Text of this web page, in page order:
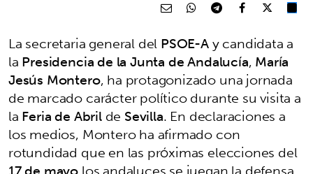
La secretaria general delPSOE-Ay candidata a
laPresidencia de la Junta de Andalucía,María
Jesús Montero, ha protagonizado una jornada
de marcado carácter político durante su visita a
laFeria de Abrilde Sevilla. En declaraciones a
los medios, Montero ha afirmado con
rotundidad que en las próximas elecciones del